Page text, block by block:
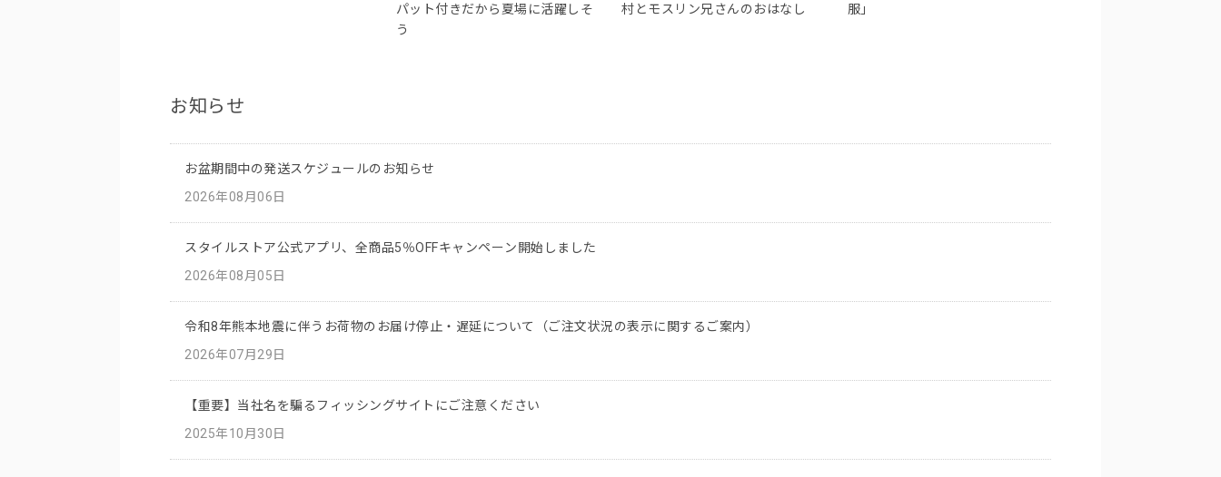
パット付きだから夏場に活躍しそ
う
村とモスリン兄さんのおはなし
服」
お知らせ
お盆期間中の発送スケジュールのお知らせ
2026年08月06日
スタイルストア公式アプリ、全商品5％OFFキャンペーン開始しました
2026年08月05日
令和8年熊本地震に伴うお荷物のお届け停止・遅延について（ご注文状況の表示に関するご案内）
2026年07月29日
【重要】当社名を騙るフィッシングサイトにご注意ください
2025年10月30日